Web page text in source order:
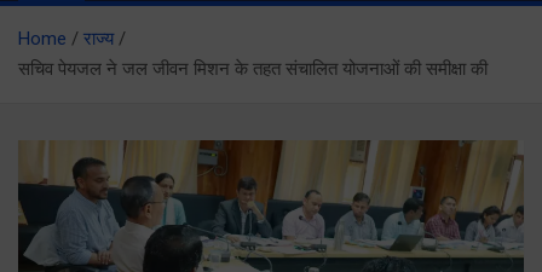
Home
राज्य
सचिव पेयजल ने जल जीवन मिशन के तहत संचालित योजनाओं की समीक्षा की